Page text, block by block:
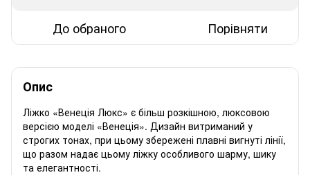
До обраного Порівняти
Опис
Ліжко «Венеція Люкс» є більш розкішною, люксовою
версією моделі «Венеція». Дизайн витриманий у
строгих тонах, при цьому збережені плавні вигнуті лінії,
що разом надає цьому ліжку особливого шарму, шику
та елегантності.